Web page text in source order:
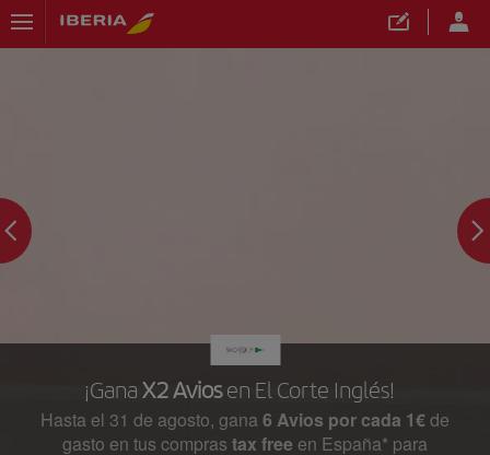
¡Gana X2 Aviosen El Corte Inglés!
Hasta el 31 de agosto, gana6 Avios por cada 1€de
gasto en tus compras tax free en España* para